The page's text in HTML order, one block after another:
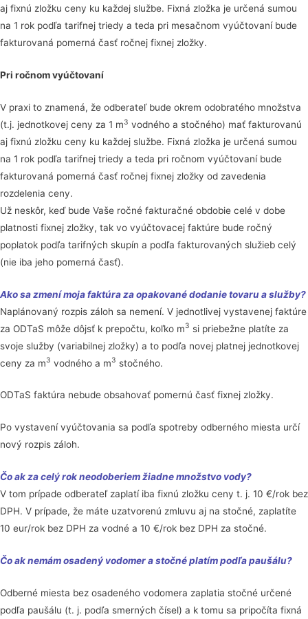
aj fixnú zložku ceny ku každej službe. Fixná zložka je určená sumou
na 1 rok podľa tarifnej triedy a teda pri mesačnom vyúčtovaní bude
fakturovaná pomerná časť ročnej fixnej zložky.
Pri ročnom vyúčtovaní
V praxi to znamená, že odberateľ bude okrem odobratého množstva
(t.j. jednotkovej ceny za 1 m3 vodného a stočného) mať fakturovanú
aj fixnú zložku ceny ku každej službe. Fixná zložka je určená sumou
na 1 rok podľa tarifnej triedy a teda pri ročnom vyúčtovaní bude
fakturovaná pomerná časť ročnej fixnej zložky od zavedenia
rozdelenia ceny.
Už neskôr, keď bude Vaše ročné fakturačné obdobie celé v dobe
platnosti fixnej zložky, tak vo vyúčtovacej faktúre bude ročný
poplatok podľa tarifných skupín a podľa fakturovaných služieb celý
(nie iba jeho pomerná časť).
Ako sa zmení moja faktúra za opakované dodanie tovaru a služby?
Naplánovaný rozpis záloh sa nemení. V jednotlivej vystavenej faktúre
za ODTaS môže dôjsť k prepočtu, koľko m3 si priebežne platíte za
svoje služby (variabilnej zložky) a to podľa novej platnej jednotkovej
ceny za m3 vodného a m3 stočného.
ODTaS faktúra nebude obsahovať pomernú časť fixnej zložky.
Po vystavení vyúčtovania sa podľa spotreby odberného miesta určí
nový rozpis záloh.
Čo ak za celý rok neodoberiem žiadne množstvo vody?
V tom prípade odberateľ zaplatí iba fixnú zložku ceny t. j. 10 €/rok bez
DPH. V prípade, že máte uzatvorenú zmluvu aj na stočné, zaplatíte
10 eur/rok bez DPH za vodné a 10 €/rok bez DPH za stočné.
Čo ak nemám osadený vodomer a stočné platím podľa paušálu?
Odberné miesta bez osadeného vodomera zaplatia stočné určené
podľa paušálu (t. j. podľa smerných čísel) a k tomu sa pripočíta fixná